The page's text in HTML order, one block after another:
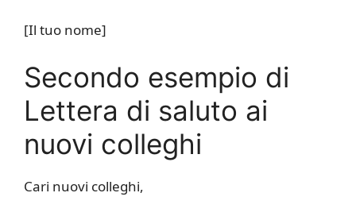
[Il tuo nome]
Secondo esempio di
Lettera di saluto ai
nuovi colleghi
Cari nuovi colleghi,